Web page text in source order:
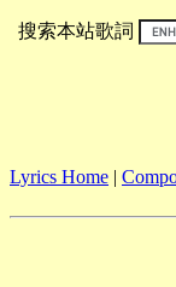
搜索本站歌詞
Lyrics Home |